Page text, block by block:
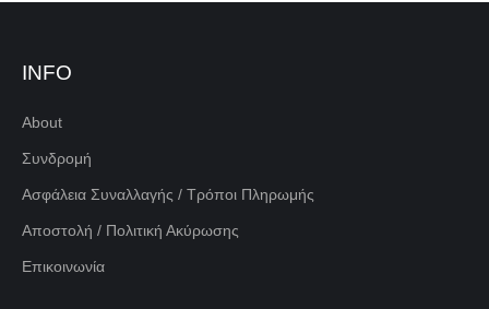
INFO
About
Συνδρομή
Ασφάλεια Συναλλαγής / Τρόποι Πληρωμής
Αποστολή / Πολιτική Ακύρωσης
Επικοινωνία